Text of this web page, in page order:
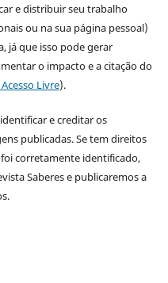
e distribuir seu trabalho
ou na sua página pessoal)
já que isso pode gerar
o impacto e a citação do
Livre).
e creditar os
publicadas. Se tem direitos
corretamente identificado,
Saberes e publicaremos a